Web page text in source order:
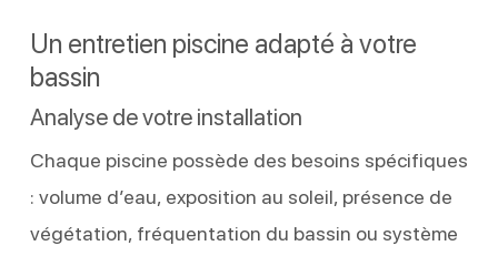
Un entretien piscine adapté à votre
bassin
Analyse de votre installation
Chaque piscine possède des besoins spécifiques
: volume d’eau, exposition au soleil, présence de
végétation, fréquentation du bassin ou système